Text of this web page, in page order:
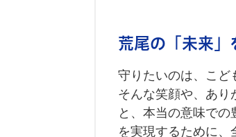
荒尾の「未来」
守りたいのは、こど
そんな笑顔や、あり
と、本当の意味で
を実現するために、